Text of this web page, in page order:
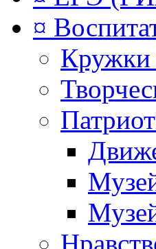
¤
Кружки